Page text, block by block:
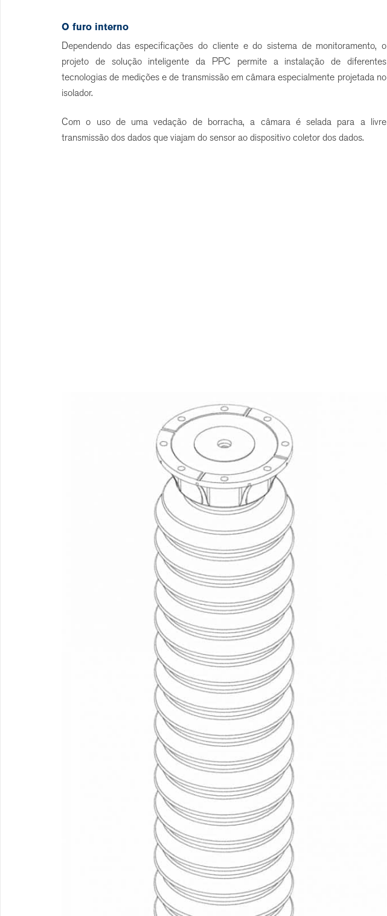
O furo interno
Dependendo das especificações do cliente e do sistema de monitoramento, o
projeto de solução inteligente da PPC permite a instalação de diferentes
tecnologias de medições e de transmissão em câmara especialmente projetada no
isolador.
Com o uso de uma vedação de borracha, a câmara é selada para a livre
transmissão dos dados que viajam do sensor ao dispositivo coletor dos dados.